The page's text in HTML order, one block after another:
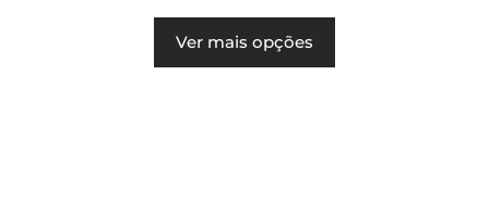
Ver mais opções